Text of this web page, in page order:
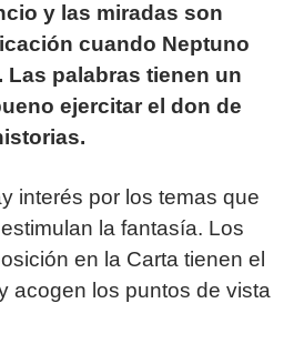
y las miradas son
cuando Neptuno
Las palabras tienen un
ejercitar el don de
interés por los temas que
la fantasía. Los
en la Carta tienen el
acogen los puntos de vista